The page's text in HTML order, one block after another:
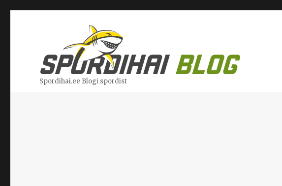
Spordihai.ee Blogi spordist